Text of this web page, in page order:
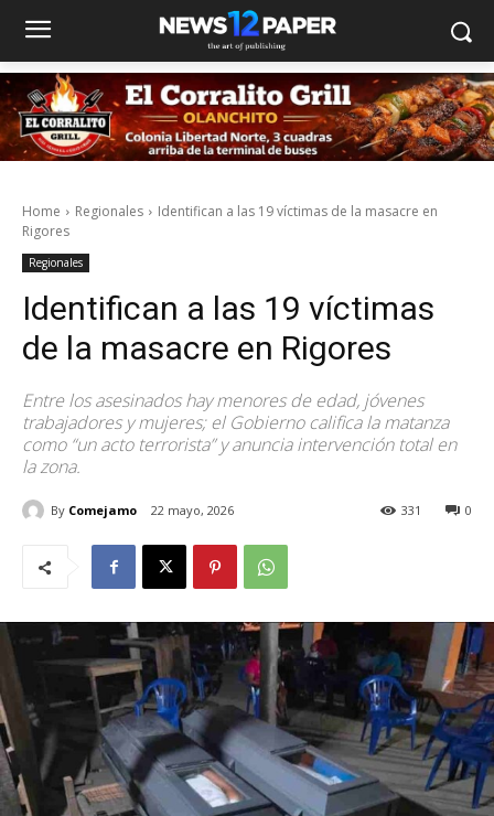
Home Regionales
Identifican a las 19 víctimas de la masacre en
Rigores
Regionales
Identifican a las 19 víctimas
de la masacre en Rigores
Entre los asesinados hay menores de edad, jóvenes
trabajadores y mujeres; el Gobierno califica la matanza
como “un acto terrorista” y anuncia intervención total en
la zona.
By Comejamo 22 mayo, 2026 0
331